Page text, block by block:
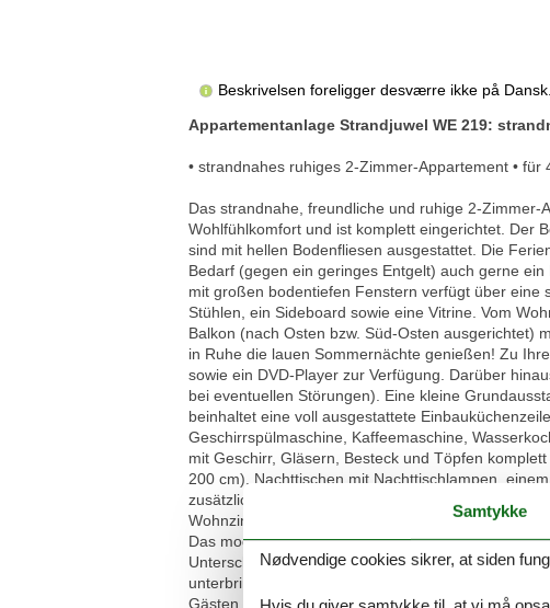
Beskrivelsen foreligger desværre ikke på
Appartementanlage Strandjuwel WE 219:
• strandnahes ruhiges 2-Zimmer-Appartement • für
Das strandnahe, freundliche und ruhige 2-
Wohlfühlkomfort und ist komplett eingerichtet. Der
sind mit hellen Bodenfliesen ausgestattet. Die
Bedarf (gegen ein geringes Entgelt) auch gerne
mit großen bodentiefen Fenstern verfügt über eine
Stühlen, ein Sideboard sowie eine Vitrine. Vom
Balkon (nach Osten bzw. Süd-Osten ausgerichtet)
in Ruhe die lauen Sommernächte genießen! Zu
sowie ein DVD-Player zur Verfügung. Darüber
bei eventuellen Störungen). Eine kleine
beinhaltet eine voll ausgestattete
Geschirrspülmaschine, Kaffeemaschine,
mit Geschirr, Gläsern, Besteck und Töpfen
200 cm), Nachttischen mit Nachttischlampen,
zusätzlichen TV-Gerät eingerichtet. Eine
Wohnzimmer. Für einen guten Schlafkomfort
Das moderne Badezimmer (mit Tageslicht /
Unterschrank, Handtuch-Heizkörper, Föhn sowie
unterbringen. Eine gemeinschaftliche (Münz-
Gästen mitbenutzt werden. Ein kleiner
Samtykke
Nødvendige cookies sikrer, at siden